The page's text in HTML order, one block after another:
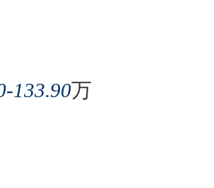
133.90万